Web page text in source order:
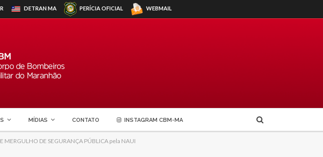
DETRANMA PERÍCIA OFICIAL WEBMAIL
MÍDIAS CONTATO INSTAGRAM CBM-MA
DE SEGURANÇA PÚBLICA pela NAUI